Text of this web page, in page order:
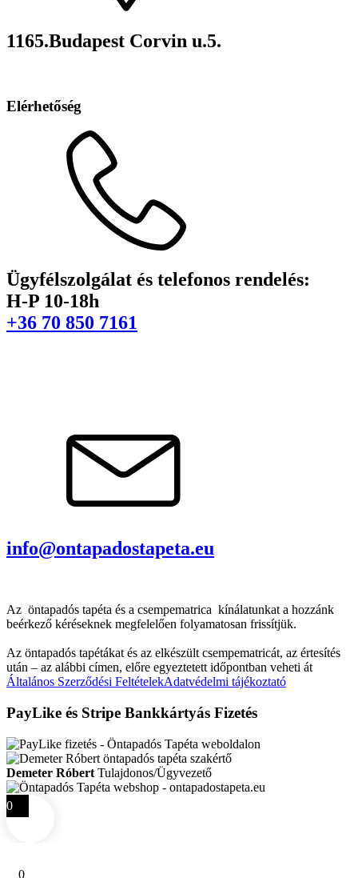
1165.Budapest Corvin u.5.
Elérhetőség
Ügyfélszolgálat és telefonos rendelés:
H-P 10-18h
+36 70 850 7161
info@ontapadostapeta.eu
Az öntapadós tapéta és a csempematrica kínálatunkat a hozzánk
beérkező kéréseknek megfelelően folyamatosan frissítjük.
Az öntapadós tapétákat és az elkészült csempematricát, az értesítés
után – az alábbi címen, előre egyeztetett időpontban veheti át
Általános Szerződési FeltételekAdatvédelmi tájékoztató
PayLike és Stripe Bankkártyás Fizetés
Demeter Róbert Tulajdonos/Ügyvezető
0
0